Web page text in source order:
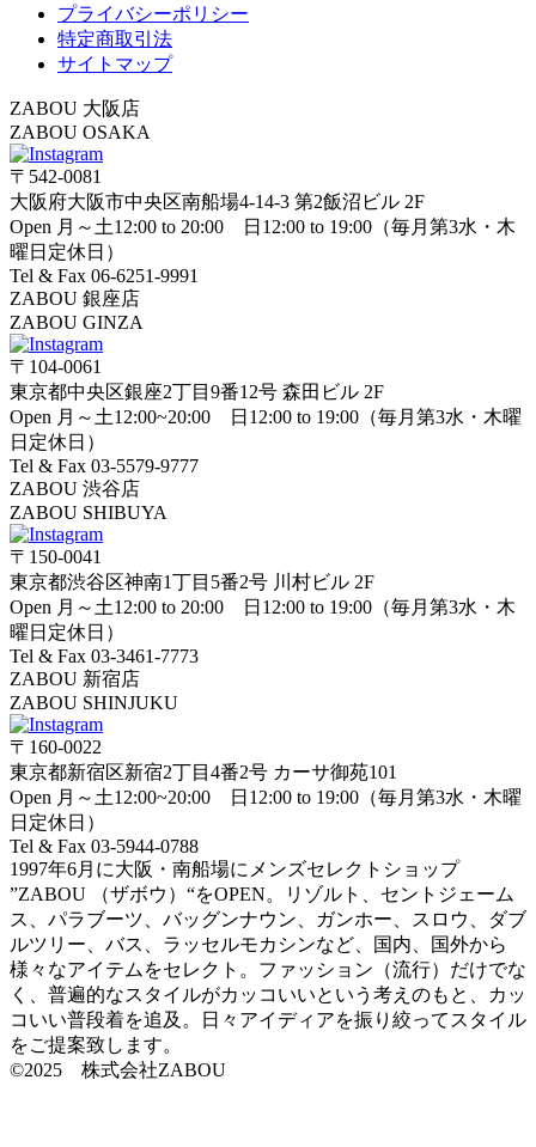
プライバシーポリシー
特定商取引法
サイトマップ
ZABOU 大阪店
ZABOU OSAKA
〒542-0081
大阪府大阪市中央区南船場4-14-3 第2飯沼ビル 2F
Open 月～土12:00 to 20:00 日12:00 to 19:00（毎月第3水・木
曜日定休日）
Tel & Fax 06-6251-9991
ZABOU 銀座店
ZABOU GINZA
〒104-0061
東京都中央区銀座2丁目9番12号 森田ビル 2F
Open 月～土12:00~20:00 日12:00 to 19:00（毎月第3水・木曜
日定休日）
Tel & Fax 03-5579-9777
ZABOU 渋谷店
ZABOU SHIBUYA
〒150-0041
東京都渋谷区神南1丁目5番2号 川村ビル 2F
Open 月～土12:00 to 20:00 日12:00 to 19:00（毎月第3水・木
曜日定休日）
Tel & Fax 03-3461-7773
ZABOU 新宿店
ZABOU SHINJUKU
〒160-0022
東京都新宿区新宿2丁目4番2号 カーサ御苑101
Open 月～土12:00~20:00 日12:00 to 19:00（毎月第3水・木曜
日定休日）
Tel & Fax 03-5944-0788
1997年6月に大阪・南船場にメンズセレクトショップ
”ZABOU （ザボウ）“をOPEN。リゾルト、セントジェーム
ス、パラブーツ、バッグンナウン、ガンホー、スロウ、ダブ
ルツリー、バス、ラッセルモカシンなど、国内、国外から
様々なアイテムをセレクト。ファッション（流行）だけでな
く、普遍的なスタイルがカッコいいという考えのもと、カッ
コいい普段着を追及。日々アイディアを振り絞ってスタイル
をご提案致します。
©2025 株式会社ZABOU